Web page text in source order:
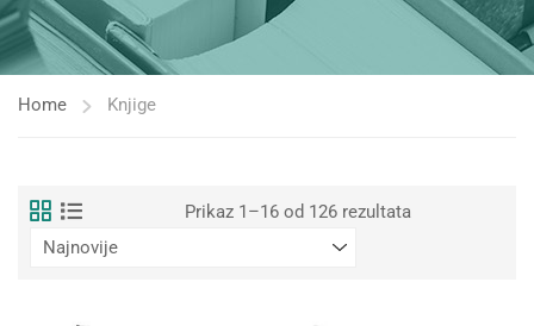
Home Knjige
Prikaz 1–16 od 126 rezultata